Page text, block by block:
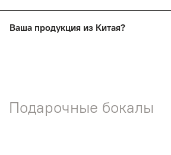
по телефону.
Ваша продукция из Китая?
Подарочные бокалы